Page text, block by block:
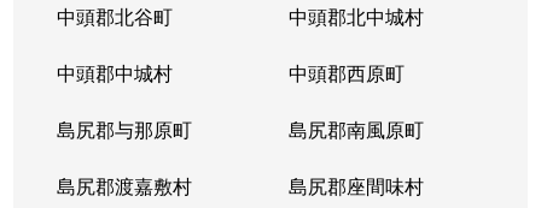
中頭郡北谷町 中頭郡北中城村
中頭郡中城村 中頭郡西原町
島尻郡与那原町 島尻郡南風原町
島尻郡渡嘉敷村 島尻郡座間味村